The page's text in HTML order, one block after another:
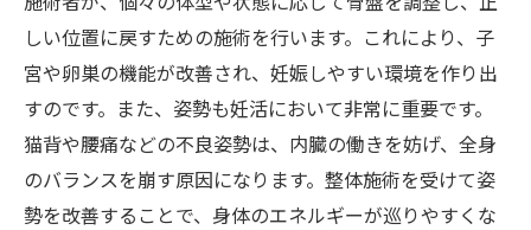
しい位置に戻すための施術を行います。これにより、子
宮や卵巣の機能が改善され、妊娠しやすい環境を作り出
すのです。また、姿勢も妊活において非常に重要です。
猫背や腰痛などの不良姿勢は、内臓の働きを妨げ、全身
のバランスを崩す原因になります。整体施術を受けて姿
勢を改善することで、身体のエネルギーが巡りやすくな